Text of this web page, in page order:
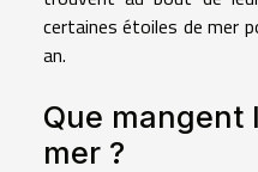
certaines étoiles de mer
an.
Que mangent
mer ?